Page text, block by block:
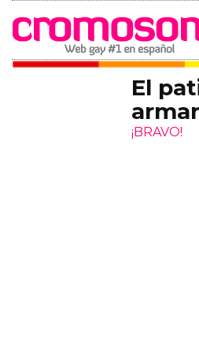
El
¡BRAVO!